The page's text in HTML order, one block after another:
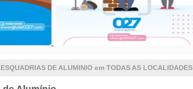
DE ALUMINIO em TODAS AS LOCALIDADES